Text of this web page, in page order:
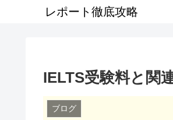
レポート徹底攻略
IELTS受験料と関
ブログ